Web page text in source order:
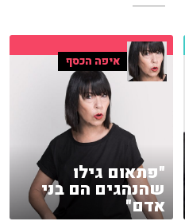
איפה הכסף
"פתאום גילו
שהנהגים הם בני
אדם"